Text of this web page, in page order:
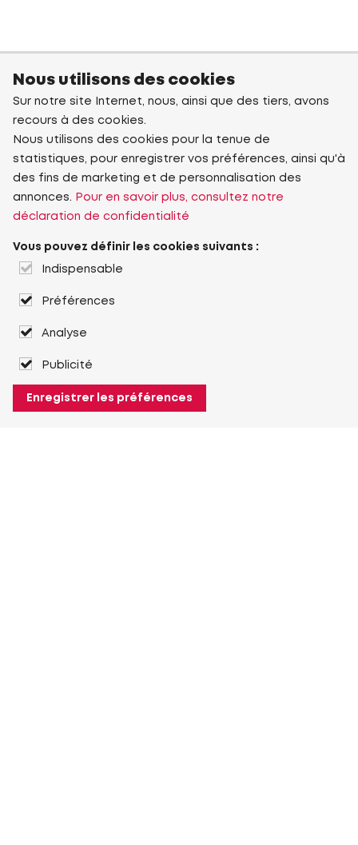
Nous utilisons des cookies
Sur notre site Internet, nous, ainsi que des tiers, avons
recours à des cookies.
Nous utilisons des cookies pour la tenue de
statistiques, pour enregistrer vos préférences, ainsi qu'à
des fins de marketing et de personnalisation des
annonces.
Pour en savoir plus, consultez notre
déclaration de confidentialité
Vous pouvez définir les cookies suivants :
Indispensable
Préférences
Analyse
Publicité
Enregistrer les préférences